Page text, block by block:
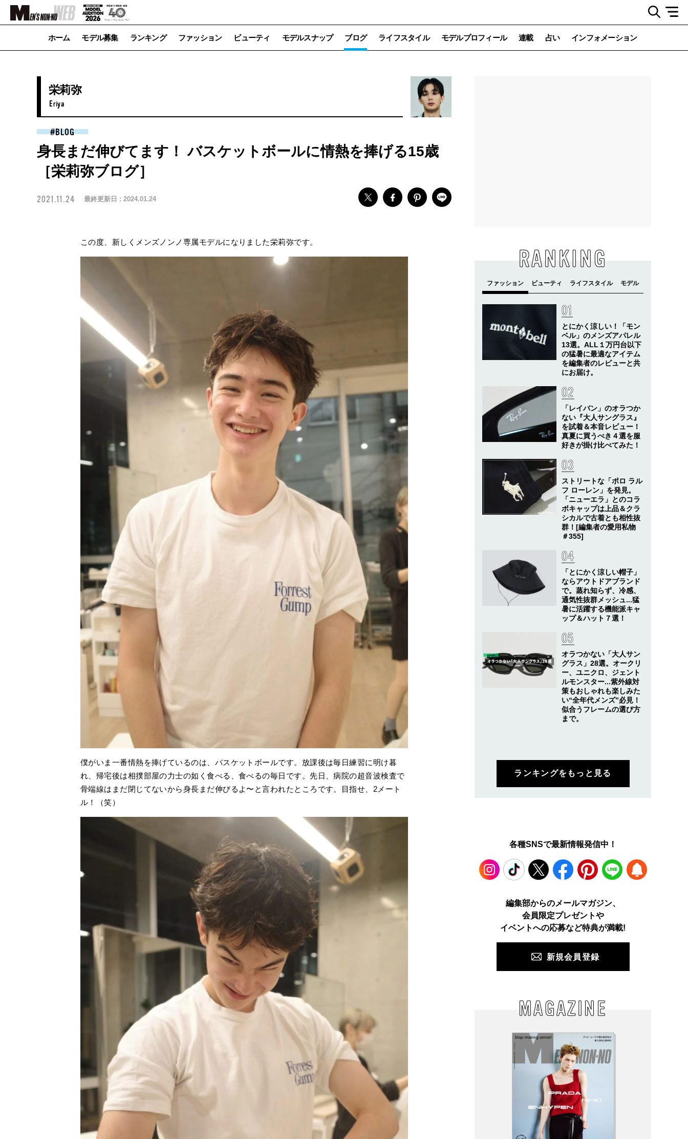
ホーム モデル募集 ランキング ファッション ビューティ モデルスナップ ブログ ライフスタイル モデルプロフィール 連載 占い インフォメーション
栄莉弥
Eriya
BLOG
身長まだ伸びてます！ バスケットボールに情熱を捧げる15歳
［栄莉弥ブログ］
2021.11.24 最終更新日 : 2024.01.24
この度、新しくメンズノンノ専属モデルになりました栄莉弥です。
僕がいま一番情熱を捧げているのは、バスケットボールです。放課後は毎日練習に明け暮
れ、帰宅後は相撲部屋の力士の如く食べる、食べるの毎日です。先日、病院の超音波検査で
骨端線はまだ閉じてないから身長まだ伸びるよ〜と言われたところです。目指せ、2メート
ル！（笑）
RANKING
とにかく涼しい！「モン
ベル」のメンズアパレル
13選。ALL１万円台以下
の猛暑に最適なアイテム
を編集者のレビューと共
にお届け。
「レイバン」のオラつか
ない『大人サングラス』
を試着＆本音レビュー！
真夏に買うべき４選を服
好きが掛け比べてみた！
ストリートな「ポロ ラル
フ ローレン」を発見。
「ニューエラ」とのコラ
ボキャップは上品＆クラ
シカルで古着とも相性抜
群！[編集者の愛用私物
＃355]
「とにかく涼しい帽子」
ならアウトドアブランド
で。蒸れ知らず、冷感、
通気性抜群メッシュ...猛
暑に活躍する機能派キャ
ップ＆ハット７選！
オラつかない「大人サン
グラス」28選。オークリ
ー、ユニクロ、ジェント
ルモンスター...紫外線対
策もおしゃれも楽しみた
い“全年代メンズ”必見！
似合うフレームの選び方
まで。
ランキングをもっと見る
各種SNSで最新情報発信中！
TikTok Facebook Pinterest LINE
編集部からのメールマガジン、
会員限定プレゼントや
イベントへの応募など特典が満載!
新規会員登録
MAGAZINE